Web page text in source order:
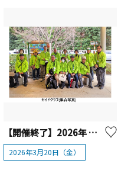
【開催終了】2026年 春分の日「寒川神社レイライン体感ツアー」
2026年3月20日（金）